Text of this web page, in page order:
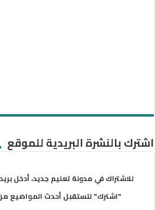
اشترك بالنشرة البريدية للموقع
للاشتراك في مدونة تعليم جديد، أدخل
"اشترك" لتستقبل أحدث المواضيع من